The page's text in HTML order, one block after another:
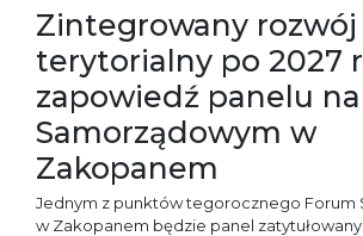
Zintegrowany rozwój
terytorialny po 2027
zapowiedź panelu
Samorządowym w
Zakopanem
Jednym z punktów tegorocznego Forum
w Zakopanem będzie panel